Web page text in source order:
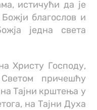
истичући да је
благослов и
једна света
Христу Господу,
причешћу
Тајни крштења у
на Тајни Духа